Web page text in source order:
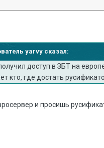
yarvy сказал:
доступ в ЗБТ на
кто, где достать
и просишь